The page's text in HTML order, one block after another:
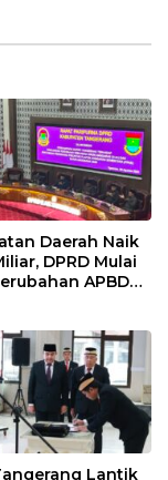
Daerah Naik
DPRD Mulai
APBD
Lantik